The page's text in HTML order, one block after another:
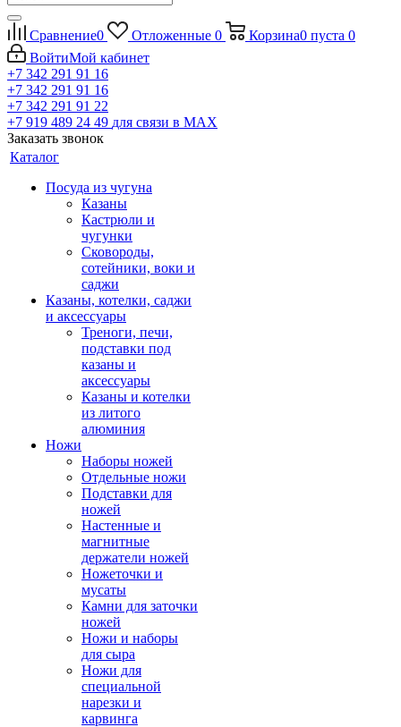
Сравнение0 Отложенные 0 Корзина0 пуста 0
ВойтиМой кабинет
+7 342 291 91 16
+7 342 291 91 16
+7 342 291 91 22
+7 919 489 24 49 для связи в МАХ
Заказать звонок
Каталог
Посуда из чугуна
Казаны
Кастрюли и
чугунки
Сковороды,
сотейники, воки и
саджи
Казаны, котелки, саджи
и аксессуары
Треноги, печи,
подставки под
казаны и
аксессуары
Казаны и котелки
из литого
алюминия
Ножи
Наборы ножей
Отдельные ножи
Подставки для
ножей
Настенные и
магнитные
держатели ножей
Ножеточки и
мусаты
Камни для заточки
ножей
Ножи и наборы
для сыра
Ножи для
специальной
нарезки и
карвинга